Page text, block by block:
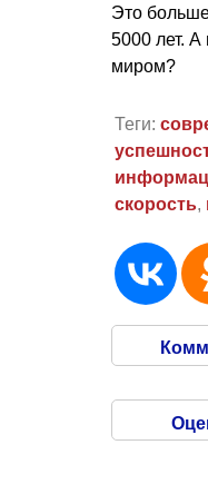
Это
5000 лет. А
миром?
Теги:
скорость,